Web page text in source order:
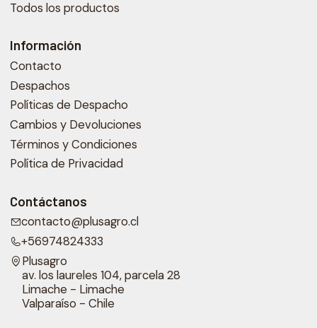
Todos los productos
Información
Contacto
Despachos
Políticas de Despacho
Cambios y Devoluciones
Términos y Condiciones
Política de Privacidad
Contáctanos
contacto@plusagro.cl
+56974824333
Plusagro
av. los laureles 104, parcela 28
Limache - Limache
Valparaíso - Chile